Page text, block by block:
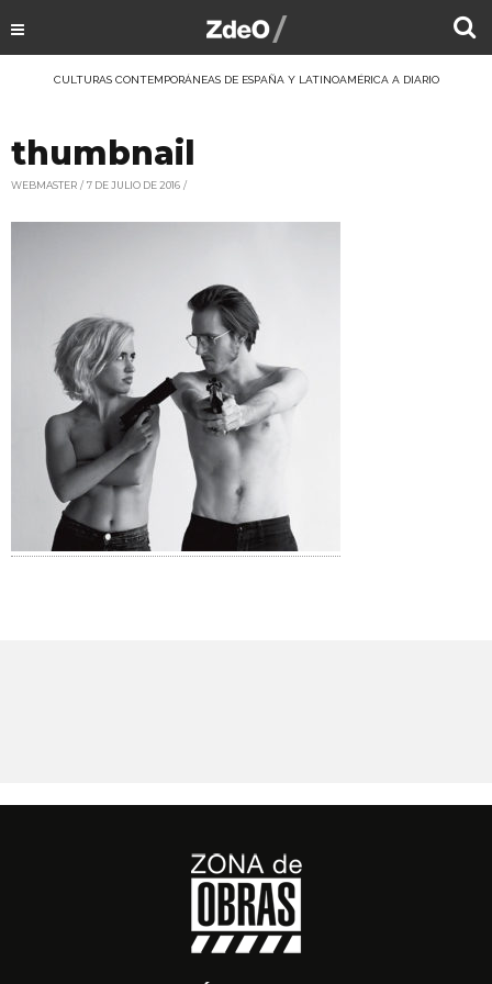
CULTURAS CONTEMPORÁNEAS DE ESPAÑA Y LATINOAMÉRICA A DIARIO
thumbnail
WEBMASTER 7 DE JULIO DE 2016